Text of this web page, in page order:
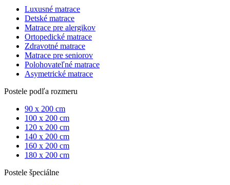
Luxusné matrace
Detské matrace
Matrace pre alergikov
Ortopedické matrace
Zdravotné matrace
Matrace pre seniorov
Polohovateľné matrace
Asymetrické matrace
Postele podľa rozmeru
90 x 200 cm
100 x 200 cm
120 x 200 cm
140 x 200 cm
160 x 200 cm
180 x 200 cm
Postele špeciálne